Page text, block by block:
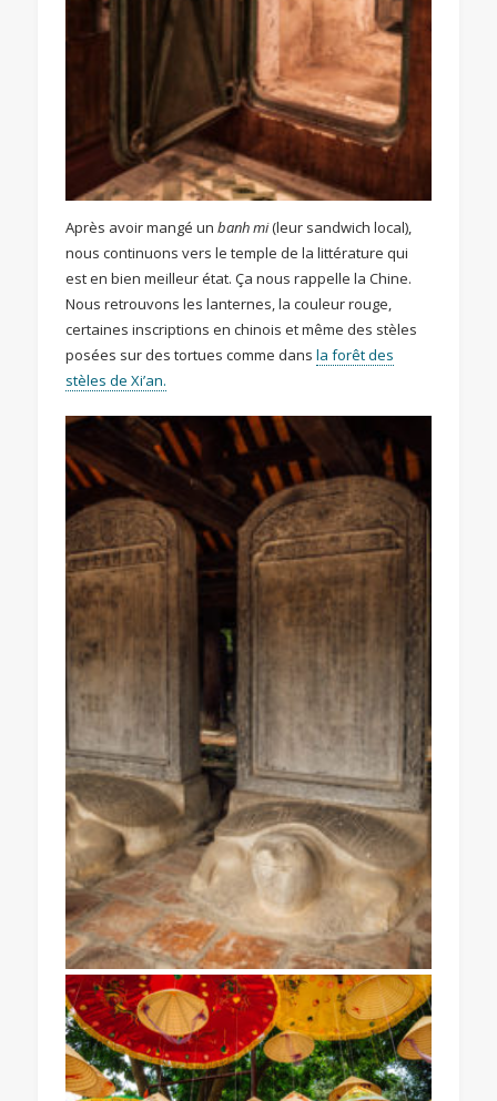
Après avoir mangé un banh mi(leur sandwich local),
nous continuons vers le temple de la littérature qui
est en bien meilleur état. Ça nous rappelle la Chine.
Nous retrouvons les lanternes, la couleur rouge,
certaines inscriptions en chinois et même des stèles
posées sur des tortues comme dans la forêt des
stèles de Xi’an.